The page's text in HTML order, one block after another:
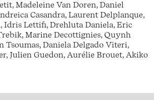
Madeleine Van Doren, Daniel
Casandra, Laurent Delplanque,
Idris Lettifi, Drehluta Daniela, Eric
Marine Decottignies, Quynh
Tsoumas, Daniela Delgado Viteri,
Julien Guedon, Aurélie Brouet, Akiko